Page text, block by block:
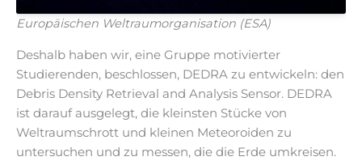
Europäischen Weltraumorganisation (ESA)
Deshalb haben wir, eine Gruppe motivierter
Studierenden, beschlossen, DEDRA zu entwickeln: den
Debris Density Retrieval and Analysis Sensor. DEDRA
ist darauf ausgelegt, die kleinsten Stücke von
Weltraumschrott und kleinen Meteoroiden zu
untersuchen und zu messen, die die Erde umkreisen.